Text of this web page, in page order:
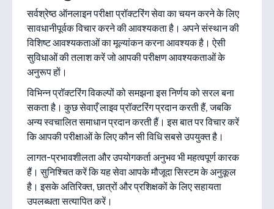
सर्वश्रेष्ठ ऑनलाइन परीक्षा प्रॉक्टरिंग सेवा का चयन करने के लिए
सावधानीपूर्वक विचार करने की आवश्यकता है। अपने संस्थान की
विशिष्ट आवश्यकताओं का मूल्यांकन करना आवश्यक है। ऐसी
सुविधाओं की तलाश करें जो आपकी परीक्षण आवश्यकताओं के
अनुरूप हों।
विभिन्न प्रॉक्टरिंग विकल्पों को समझना इस निर्णय को सरल बना
सकता है। कुछ सेवाएँ लाइव प्रॉक्टरिंग प्रदान करती हैं, जबकि
अन्य स्वचालित समाधान प्रदान करती हैं। इस बात पर विचार करें
कि आपकी परीक्षाओं के लिए कौन सी विधि सबसे उपयुक्त है।
लागत-प्रभावशीलता और उपयोगकर्ता अनुभव भी महत्वपूर्ण कारक
हैं। सुनिश्चित करें कि यह सेवा आपके मौजूदा सिस्टम के अनुकूल
है। इसके अतिरिक्त, छात्रों और प्रशिक्षकों के लिए सहायता
उपलब्धता सत्यापित करें।